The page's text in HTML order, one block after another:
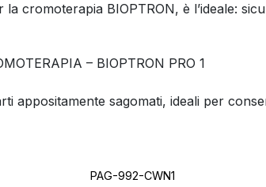
la cromoterapia BIOPTRON, è l’ideale:
– BIOPTRON PRO 1
appositamente sagomati, ideali per
PAG-992-CWN1